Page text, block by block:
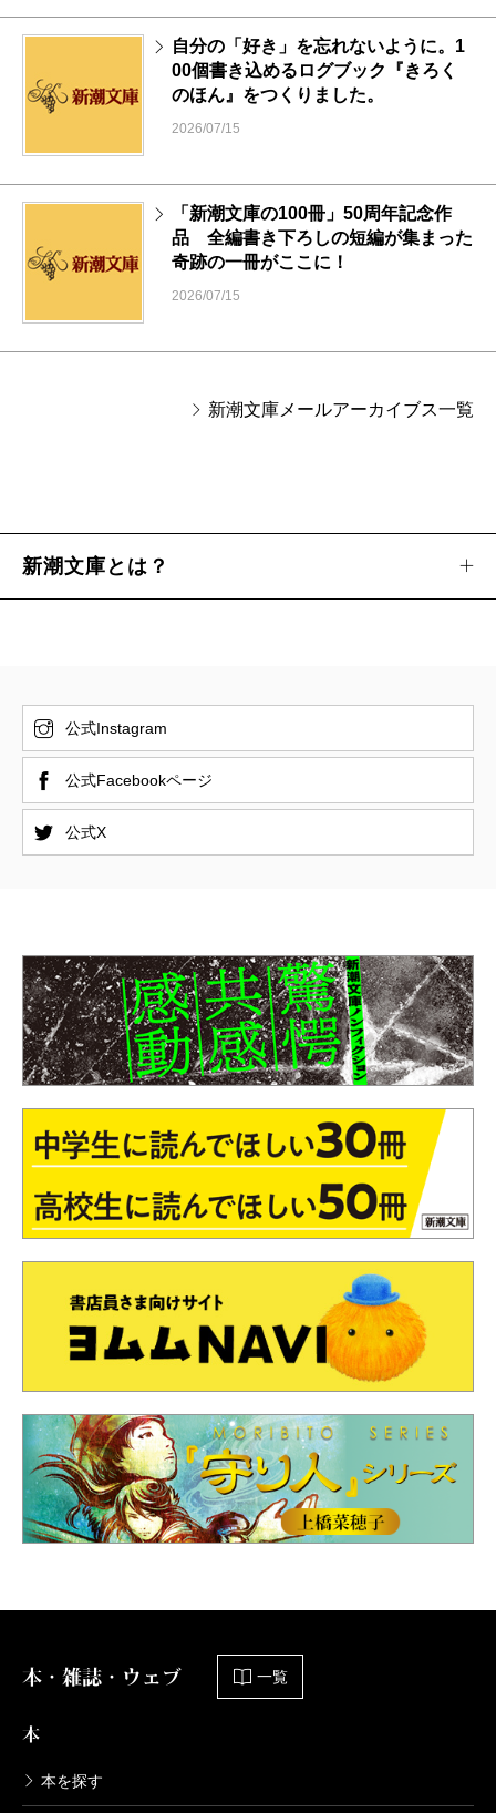
自分の「好き」を忘れないように。1
00個書き込めるログブック『きろく
のほん』をつくりました。
2026/07/15
「新潮文庫の100冊」50周年記念作
品 全編書き下ろしの短編が集まった
奇跡の一冊がここに！
2026/07/15
新潮文庫メールアーカイブス一覧
新潮文庫とは？
公式Instagram
公式Facebookページ
公式X
本・雑誌・ウェブ 一覧
本
本を探す